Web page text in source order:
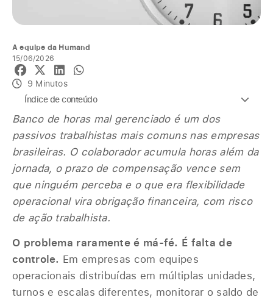
A equipe da Humand
15/06/2026
9 Minutos
Índice de conteúdo
Banco de horas mal gerenciado é um dos
passivos trabalhistas mais comuns nas empresas
brasileiras. O colaborador acumula horas além da
jornada, o prazo de compensação vence sem
que ninguém perceba e o que era flexibilidade
operacional vira obrigação financeira, com risco
de ação trabalhista.
O problema raramente é má-fé. É falta de
controle. Em empresas com equipes
operacionais distribuídas em múltiplas unidades,
turnos e escalas diferentes, monitorar o saldo de